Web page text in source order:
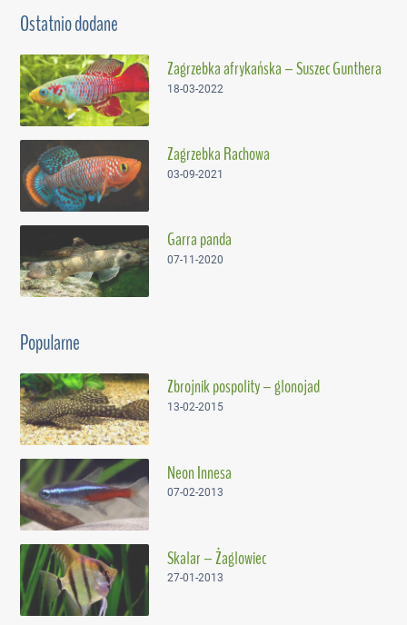
Ostatnio dodane
Zagrzebka afrykańska – Suszec Gunthera
18-03-2022
Zagrzebka Rachowa
03-09-2021
Garra panda
07-11-2020
Popularne
Zbrojnik pospolity – glonojad
13-02-2015
Neon Innesa
07-02-2013
Skalar – Żaglowiec
27-01-2013